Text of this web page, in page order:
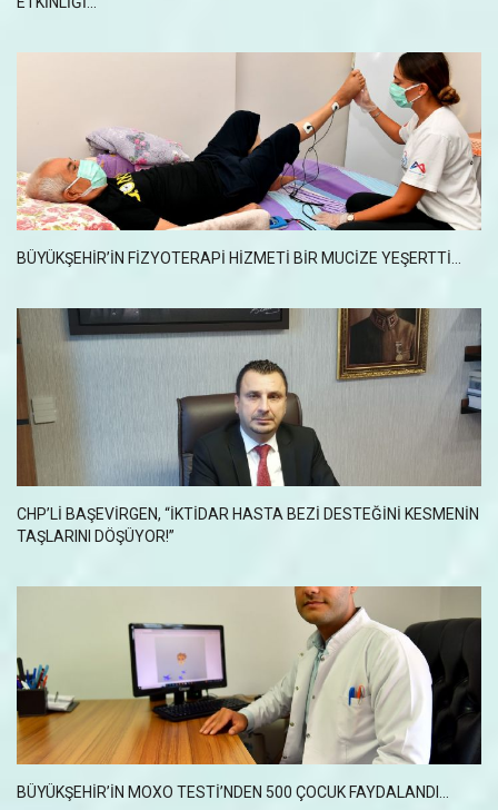
BÜYÜKŞEHİR’İN FİZYOTERAPİ HİZMETİ BİR MUCİZE YEŞERTTİ...
CHP’LI BAŞEVIRGEN, “İKTIDAR HASTA BEZI DESTEĞINI KESMENIN
TAŞLARINI DÖŞÜYOR!”
BÜYÜKŞEHİR’İN MOXO TESTİ’NDEN 500 ÇOCUK FAYDALANDI...